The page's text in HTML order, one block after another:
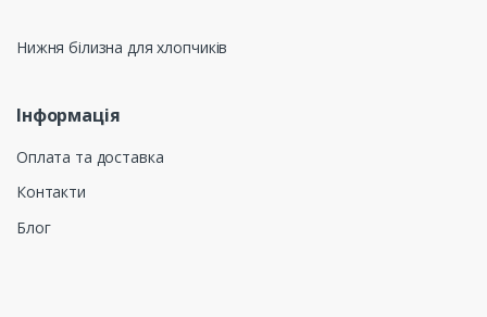
Нижня білизна для хлопчиків
Інформація
Оплата та доставка
Контакти
Блог